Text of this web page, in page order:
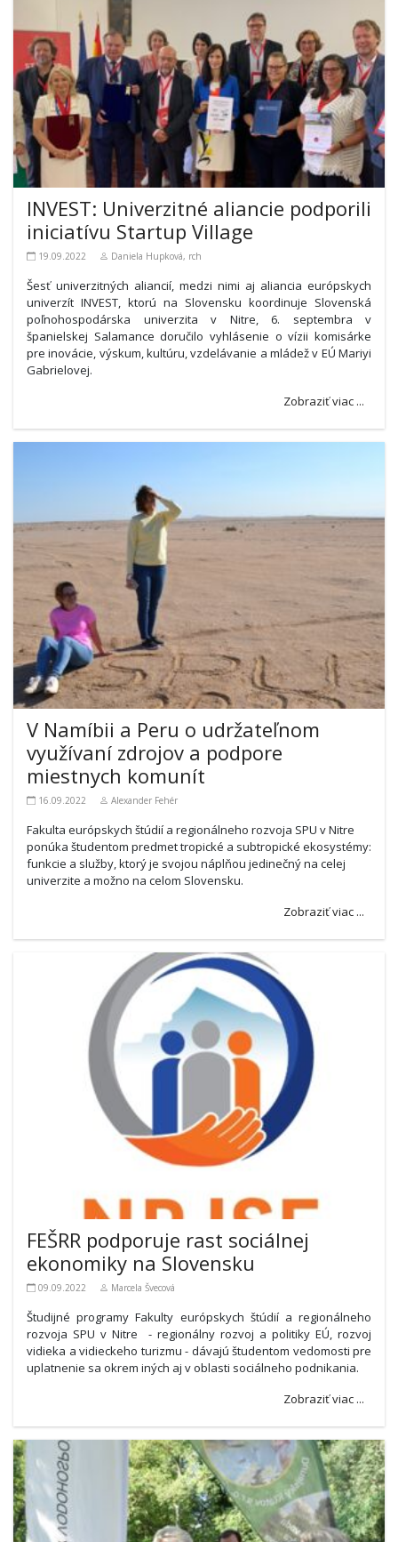
INVEST: Univerzitné aliancie podporili
iniciatívu Startup Village
19.09.2022 Daniela Hupková, rch
Šesť univerzitných aliancií, medzi nimi aj aliancia európskych
univerzít INVEST, ktorú na Slovensku koordinuje Slovenská
poľnohospodárska univerzita v Nitre, 6. septembra v
španielskej Salamance doručilo vyhlásenie o vízii komisárke
pre inovácie, výskum, kultúru, vzdelávanie a mládež v EÚ Mariyi
Gabrielovej.
Zobraziť viac ...
V Namíbii a Peru o udržateľnom
využívaní zdrojov a podpore
miestnych komunít
16.09.2022 Alexander Fehér
Fakulta európskych štúdií a regionálneho rozvoja SPU v Nitre
ponúka študentom predmet tropické a subtropické ekosystémy:
funkcie a služby, ktorý je svojou náplňou jedinečný na celej
univerzite a možno na celom Slovensku.
Zobraziť viac ...
FEŠRR podporuje rast sociálnej
ekonomiky na Slovensku
09.09.2022 Marcela Švecová
Študijné programy Fakulty európskych štúdií a regionálneho
rozvoja SPU v Nitre - regionálny rozvoj a politiky EÚ, rozvoj
vidieka a vidieckeho turizmu - dávajú študentom vedomosti pre
uplatnenie sa okrem iných aj v oblasti sociálneho podnikania.
Zobraziť viac ...